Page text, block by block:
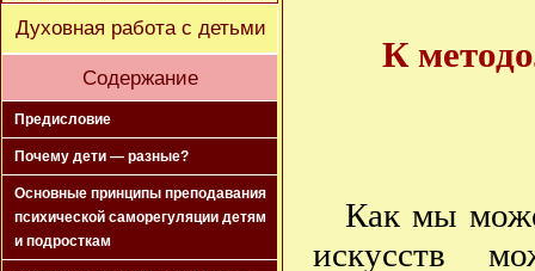
Духовная работа с детьми
Содержание
Предисловие
Почему дети — разные?
Основные принципы преподавания
психической саморегуляции детям
и подросткам
К
Как мы
искусств